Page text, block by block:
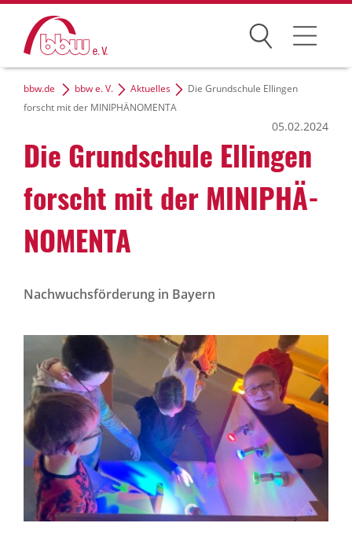
Suchen
Der bbw e. V.
Themen
Dialog und Netzwerke
Karriere
News Archiv
bbw.de bbw e. V. Aktuelles
Die Grundschule Ellingen
forscht mit der MINIPHÄNOMENTA
Die Grund­schule Ellingen
forscht mit der MINI­PHÄ­
NO­MENTA
05.02.2024
Nachwuchsförderung in Bayern